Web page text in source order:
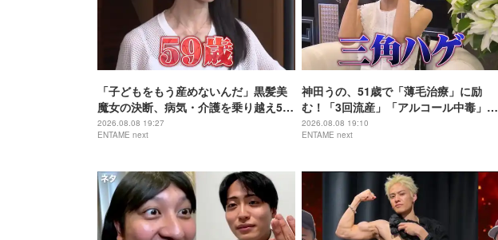
「子どもをもう産めないんだ」黒髪美
魔女の決断、病気・介護を乗り越え56
歳で“おばあちゃん”に
2026.08.08 19:27
ENTAME next
神田うの、51歳で「薄毛治療」に励
む！「3回流産」「アルコール中毒」自
身の過去を赤裸々告白
2026.08.08 19:10
ENTAME next